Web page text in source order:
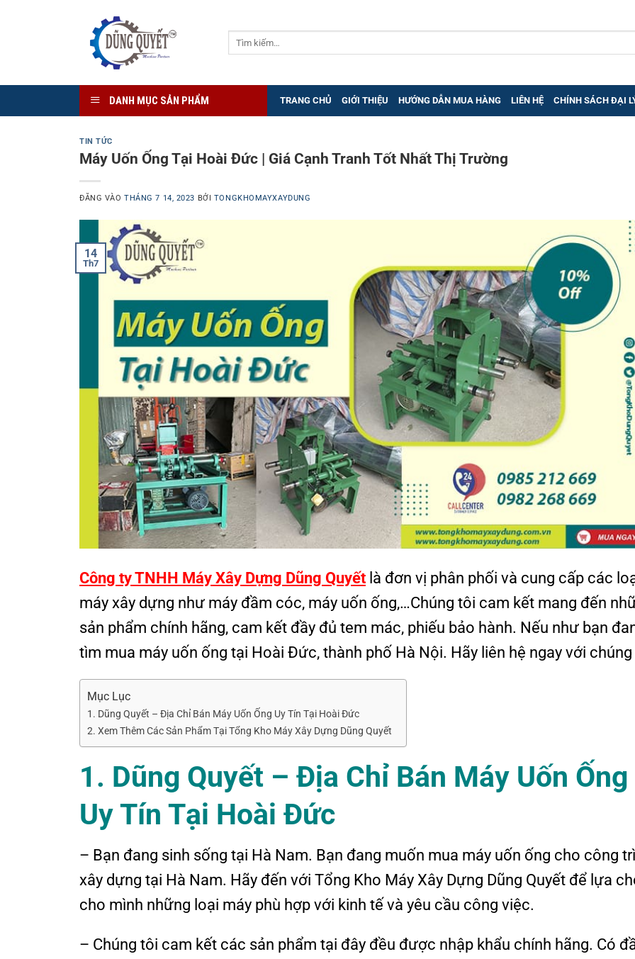
DANH MỤC SẢN PHẨM TRANG CHỦ GIỚI THIỆU HƯỚNG DẪN MUA HÀNG LIÊN HỆ CHÍNH SÁCH ĐẠI
TIN TỨC
Máy Uốn Ống Tại Hoài Đức | Giá Cạnh Tranh Tốt Nhất Thị Trường
ĐĂNG VÀOTHÁNG 7 14, 2023 BỞI TONGKHOMAYXAYDUNG
14
Th7
Công ty TNHH Máy Xây Dựng Dũng Quyết là đơn vị phân phối và cung cấp các
máy xây dựng như máy đầm cóc, máy uốn ống,…Chúng tôi cam kết mang đến
sản phẩm chính hãng, cam kết đầy đủ tem mác, phiếu bảo hành. Nếu như bạn
tìm mua máy uốn ống tại Hoài Đức, thành phố Hà Nội. Hãy liên hệ ngay với
Mục Lục
1. Dũng Quyết – Địa Chỉ Bán Máy Uốn Ống Uy Tín Tại Hoài Đức
2. Xem Thêm Các Sản Phẩm Tại Tổng Kho Máy Xây Dựng Dũng Quyết
1. Dũng Quyết – Địa Chỉ Bán Máy Uốn Ống
Uy Tín Tại Hoài Đức
– Bạn đang sinh sống tại Hà Nam. Bạn đang muốn mua máy uốn ống cho công
xây dựng tại Hà Nam. Hãy đến với Tổng Kho Máy Xây Dựng Dũng Quyết để lựa
cho mình những loại máy phù hợp với kinh tế và yêu cầu công việc.
– Chúng tôi cam kết các sản phẩm tại đây đều được nhập khẩu chính hãng. Có